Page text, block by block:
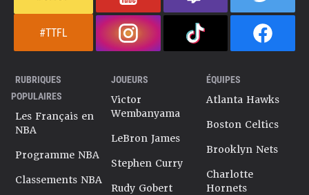
#TTFL
RUBRIQUES
POPULAIRES
Les Français en
NBA
Programme NBA
Classements NBA
JOUEURS
Victor
Wembanyama
LeBron James
Stephen Curry
Rudy Gobert
ÉQUIPES
Atlanta Hawks
Boston Celtics
Brooklyn Nets
Charlotte
Hornets